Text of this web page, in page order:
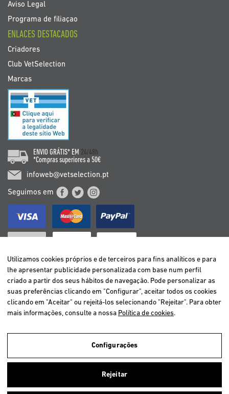
Utilizamos cookies próprios e de terceiros para analisar a navegação
navegando, nós consideramos que você aceita o uso deles.
Aviso Legal
Programa de filiaçao
ENLACES DESTACADOS
Criadores
Club VetSelection
Marcas
ENVIO GRÁTIS* EM 24/48h
*Compras superiores a 50€
infoweb@vetselection.pt
Seguimos em
BELGIË / BELGIQUE
DEUTSCHLAND
ESPAÑA
ITALIA
NEDERLAND
ÖSTERREICH
Utilizamos cookies próprios e de terceiros para fins analíticos e para
lhe apresentar publicidade personalizada com base num perfil
criado a partir dos seus hábitos de navegação. Pode personalizar as
suas preferências clicando em "Configurar", aceitar todos os cookies
clicando em "Aceitar" ou rejeitá-los selecionando "Rejeitar". Para obter
mais informações, consulte a nossa Política de cookies.
Configurações
Rejeitar